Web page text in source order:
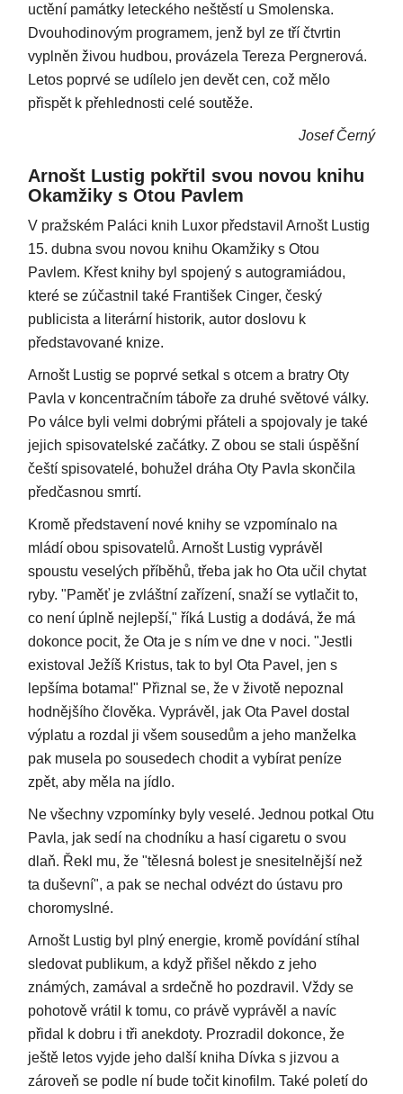
uctění památky leteckého neštěstí u Smolenska.
Dvouhodinovým programem, jenž byl ze tří čtvrtin
vyplněn živou hudbou, provázela Tereza Pergnerová.
Letos poprvé se udílelo jen devět cen, což mělo
přispět k přehlednosti celé soutěže.
Josef Černý
Arnošt Lustig pokřtil svou novou knihu
Okamžiky s Otou Pavlem
V pražském Paláci knih Luxor představil Arnošt Lustig
15. dubna svou novou knihu Okamžiky s Otou
Pavlem. Křest knihy byl spojený s autogramiádou,
které se zúčastnil také František Cinger, český
publicista a literární historik, autor doslovu k
představované knize.
Arnošt Lustig se poprvé setkal s otcem a bratry Oty
Pavla v koncentračním táboře za druhé světové války.
Po válce byli velmi dobrými přáteli a spojovaly je také
jejich spisovatelské začátky. Z obou se stali úspěšní
čeští spisovatelé, bohužel dráha Oty Pavla skončila
předčasnou smrtí.
Kromě představení nové knihy se vzpomínalo na
mládí obou spisovatelů. Arnošt Lustig vyprávěl
spoustu veselých příběhů, třeba jak ho Ota učil chytat
ryby. "Paměť je zvláštní zařízení, snaží se vytlačit to,
co není úplně nejlepší," říká Lustig a dodává, že má
dokonce pocit, že Ota je s ním ve dne v noci. "Jestli
existoval Ježíš Kristus, tak to byl Ota Pavel, jen s
lepšíma botama!" Přiznal se, že v životě nepoznal
hodnějšího člověka. Vyprávěl, jak Ota Pavel dostal
výplatu a rozdal ji všem sousedům a jeho manželka
pak musela po sousedech chodit a vybírat peníze
zpět, aby měla na jídlo.
Ne všechny vzpomínky byly veselé. Jednou potkal Otu
Pavla, jak sedí na chodníku a hasí cigaretu o svou
dlaň. Řekl mu, že "tělesná bolest je snesitelnější než
ta duševní", a pak se nechal odvézt do ústavu pro
choromyslné.
Arnošt Lustig byl plný energie, kromě povídání stíhal
sledovat publikum, a když přišel někdo z jeho
známých, zamával a srdečně ho pozdravil. Vždy se
pohotově vrátil k tomu, co právě vyprávěl a navíc
přidal k dobru i tři anekdoty. Prozradil dokonce, že
ještě letos vyjde jeho další kniha Dívka s jizvou a
zároveň se podle ní bude točit kinofilm. Také poletí do